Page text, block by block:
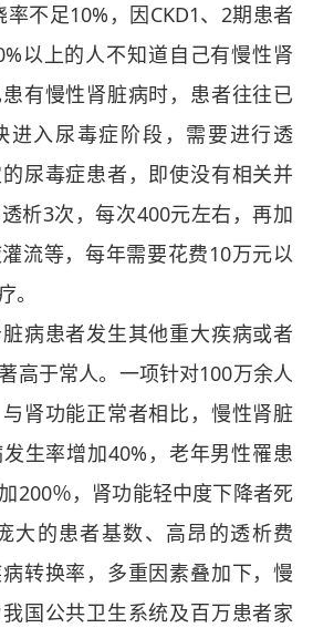
不足10%，因CKD1、2期患者
以上的人不知道自己有慢性肾
有慢性肾脏病时，患者往往已
进入尿毒症阶段，需要进行透
尿毒症患者，即使没有相关并
析3次，每次400元左右，再加
流等，每年需要花费10万元以
。
患者发生其他重大疾病或者
高于常人。一项针对100万余人
肾功能正常者相比，慢性肾脏
生率增加40%，老年男性罹患
200％，肾功能轻中度下降者死
大的患者基数、高昂的透析费
转换率，多重因素叠加下，慢
国公共卫生系统及百万患者家